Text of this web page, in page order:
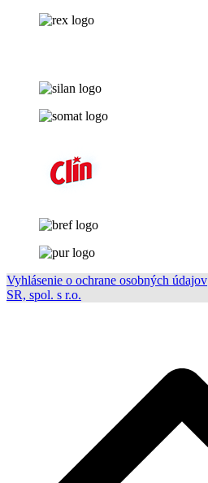
Vyhlásenie o ochrane osobných údajov
SR, spol. s r.o.